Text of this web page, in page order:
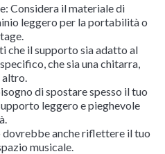
Considera il materiale di
leggero per la portabilità o
che il supporto sia adatto al
che sia una chitarra,
di spostare spesso il tuo
leggero e pieghevole
anche riflettere il tuo
musicale.